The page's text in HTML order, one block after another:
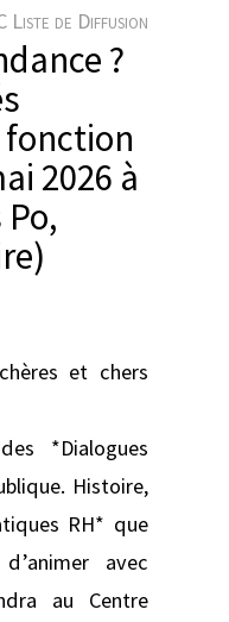
Liste de Diffusion
?
2026 à
et chers
*Dialogues
Histoire,
RH* que
avec
au Centre